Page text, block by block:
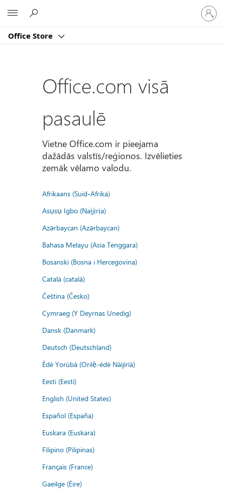
Office Store
savā
kontā
Office.com visā
pasaulē
Vietne Office.com ir pieejama
dažādās valstīs/reģionos. Izvēlieties
zemāk vēlamo valodu.
Afrikaans (Suid-Afrika)
Asụsụ Igbo (Naịjịrịa)
Azərbaycan (Azərbaycan)
Bahasa Melayu (Asia Tenggara)
Bosanski (Bosna i Hercegovina)
Català (català)
Čeština (Česko)
Cymraeg (Y Deyrnas Unedig)
Dansk (Danmark)
Deutsch (Deutschland)
Èdè Yorùbá (Orilẹ̀-èdè Nàìjíríà)
Eesti (Eesti)
English (United States)
Español (España)
Euskara (Euskara)
Filipino (Pilipinas)
Français (France)
Gaeilge (Éire)